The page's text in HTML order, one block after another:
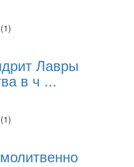
Лавры
в ч ...